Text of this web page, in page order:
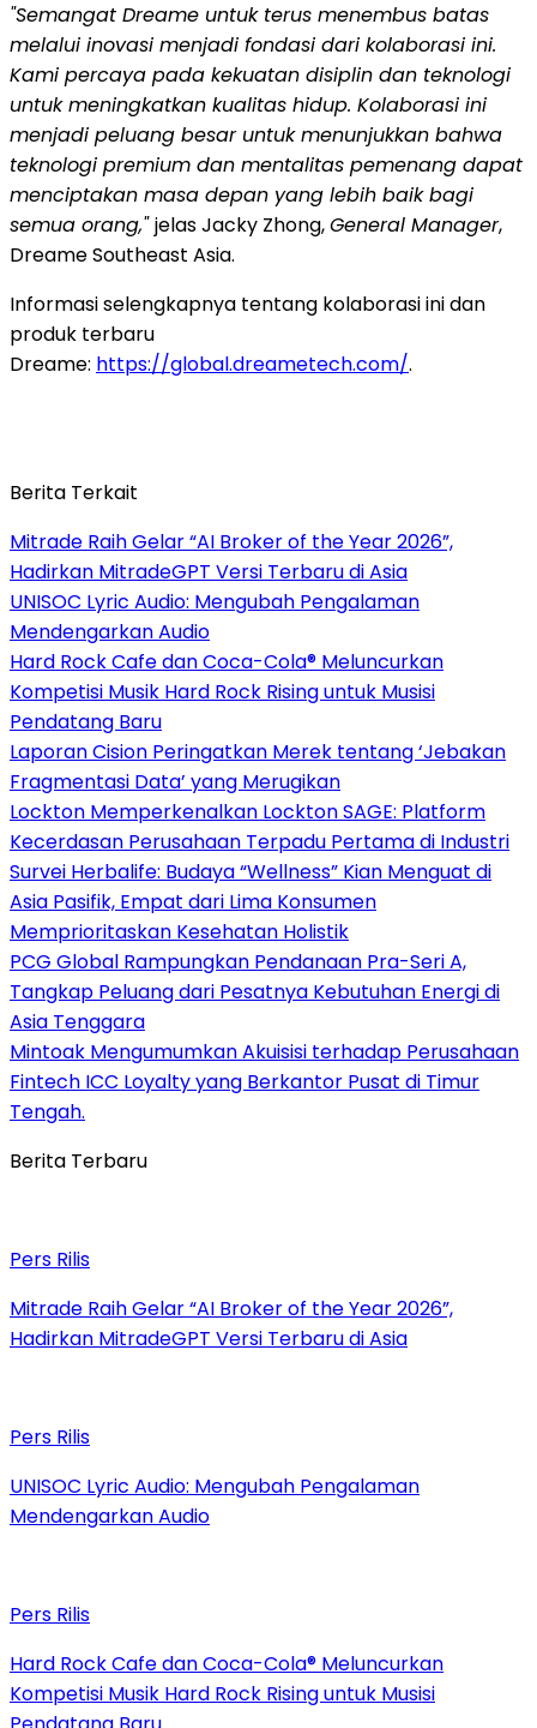
"Semangat Dreame untuk terus menembus batas
melalui inovasi menjadi fondasi dari kolaborasi ini.
Kami percaya pada kekuatan disiplin dan teknologi
untuk meningkatkan kualitas hidup. Kolaborasi ini
menjadi peluang besar untuk menunjukkan bahwa
teknologi premium dan mentalitas pemenang dapat
menciptakan masa depan yang lebih baik bagi
semua orang,"jelas Jacky Zhong,General Manager,
Dreame Southeast Asia.
Informasi selengkapnya tentang kolaborasi ini dan
produk terbaru
Dreame: https://global.dreametech.com/.
Berita Terkait
Mitrade Raih Gelar “AI Broker of the Year 2026”,
Hadirkan MitradeGPT Versi Terbaru di Asia
UNISOC Lyric Audio: Mengubah Pengalaman
Mendengarkan Audio
Hard Rock Cafe dan Coca-Cola® Meluncurkan
Kompetisi Musik Hard Rock Rising untuk Musisi
Pendatang Baru
Laporan Cision Peringatkan Merek tentang ‘Jebakan
Fragmentasi Data’ yang Merugikan
Lockton Memperkenalkan Lockton SAGE: Platform
Kecerdasan Perusahaan Terpadu Pertama di Industri
Survei Herbalife: Budaya “Wellness” Kian Menguat di
Asia Pasifik, Empat dari Lima Konsumen
Memprioritaskan Kesehatan Holistik
PCG Global Rampungkan Pendanaan Pra-Seri A,
Tangkap Peluang dari Pesatnya Kebutuhan Energi di
Asia Tenggara
Mintoak Mengumumkan Akuisisi terhadap Perusahaan
Fintech ICC Loyalty yang Berkantor Pusat di Timur
Tengah.
Berita Terbaru
Pers Rilis
Mitrade Raih Gelar “AI Broker of the Year 2026”,
Hadirkan MitradeGPT Versi Terbaru di Asia
Pers Rilis
UNISOC Lyric Audio: Mengubah Pengalaman
Mendengarkan Audio
Pers Rilis
Hard Rock Cafe dan Coca-Cola® Meluncurkan
Kompetisi Musik Hard Rock Rising untuk Musisi